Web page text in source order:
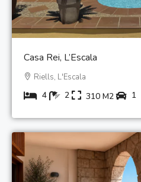
Casa Rei, L’Escala
Riells, L'Escala
4 2 310 M2 1